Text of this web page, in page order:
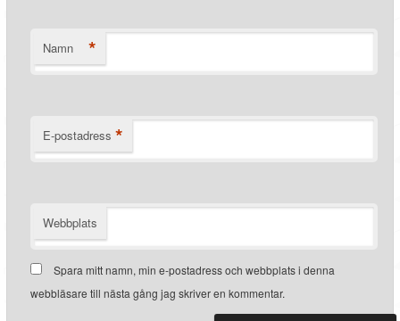
Namn *
E-postadress *
Webbplats
Spara mitt namn, min e-postadress och webbplats i denna
webbläsare till nästa gång jag skriver en kommentar.